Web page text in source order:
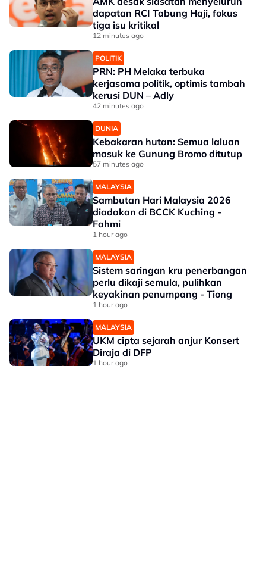
dapatan RCI Tabung Haji, fokus
tiga isu kritikal
12 minutes ago
POLITIK
PRN: PH Melaka terbuka
kerjasama politik, optimis tambah
kerusi DUN – Adly
42 minutes ago
DUNIA
Kebakaran hutan: Semua laluan
masuk ke Gunung Bromo ditutup
57 minutes ago
MALAYSIA
Sambutan Hari Malaysia 2026
diadakan di BCCK Kuching -
Fahmi
1 hour ago
MALAYSIA
Sistem saringan kru penerbangan
perlu dikaji semula, pulihkan
keyakinan penumpang - Tiong
1 hour ago
MALAYSIA
UKM cipta sejarah anjur Konsert
Diraja di DFP
1 hour ago